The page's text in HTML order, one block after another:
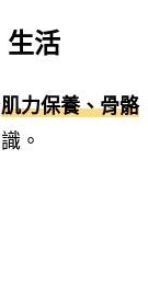
生活
肌力保養、骨骼
。